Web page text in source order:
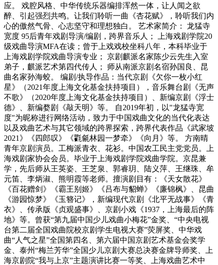
应。 戏腔风格、中华传统乐器编排浑然一体，让人闻之欲
醉、引起强烈共鸣。让我们聆听一曲《杏花赋》，聆听我们内
心的傲然气骨、心志坚守和理想独白。 艺术家简介： 龙猛寺
宽度 95后青年戏剧导演/编剧，跨界音乐人； 上海戏剧学院20
级戏曲导演MFA在读；曾于上戏戏校坐科八年，本科毕业于
上海戏剧学院戏曲导演专业； 京剧麒派名家陈少云先生入室
弟子，麒派艺术第四代传人； 师从南派京剧名宿孙国良、昆
曲名家孙海蛟。 编剧/执导作品：当代京剧《欠你一枚小红
星》（2021年度上海文化基金扶持项目），音乐舞台剧《无声
不歌》（2020年度上海文化基金扶持项目）、新编京剧《浮士
德》、新编婺剧《敲天明》等。 自2019年初，以"龙猛寺宽
度"为昵称进行网络活动，致力于中国戏曲文化的当代化表达
以及戏曲艺术与其它领域的跨界探索，跨界代表作品《武家坡
2021》《四郎叹》《氍毹林园一梦牵》《向月》等。 方南晴
青年京剧演员。工梅派青衣、花衫。中国农工民主党党员。上
海戏剧家协会会员。毕业于上海戏剧学院戏曲学院。京昆兼
学，先后师从王英姿、王芝泉、郭睿玥、陆义萍、王继珠、牟
元笛、李炳淑、熊明霞等老师。擅演剧目有：《天女散花》
《百花赠剑》《霸王别姬》《吕布与貂蝉》《廉锦枫》、昆曲
《游园惊梦》《玉簪记》，新编现代京剧《北平无战事》《青
衣》、传承版《贞观盛事》、京剧小戏《1937，上海最后的阵
地》等。曾获“第九届中国少儿戏曲小梅花”金奖、“中央电视
台第二届全国戏曲院校京剧学生电视大赛”荧屏奖、中华戏
曲“人气之星”全国第四名、第六届中国京剧艺术基金会奖学
金、泰州“梅兰芳华”全国少儿京剧大赛总决赛金牌导师奖、上
海京剧院“我与上京”主题演讲比赛一等奖、上海戏曲艺术中